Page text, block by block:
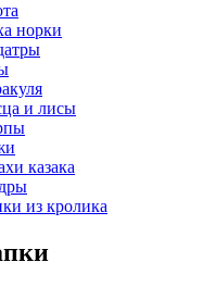
норки
и лисы
казака
из кролика